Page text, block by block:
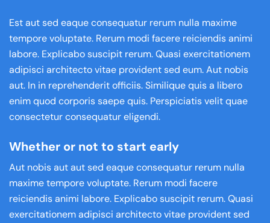
Est aut sed eaque consequatur rerum nulla maxime
tempore voluptate. Rerum modi facere reiciendis animi
labore. Explicabo suscipit rerum. Quasi exercitationem
adipisci architecto vitae provident sed eum. Aut nobis
aut. In in reprehenderit officiis. Similique quis a libero
enim quod corporis saepe quis. Perspiciatis velit quae
consectetur consequatur eligendi.
Whether or not to start early
Aut nobis aut aut sed eaque consequatur rerum nulla
maxime tempore voluptate. Rerum modi facere
reiciendis animi labore. Explicabo suscipit rerum. Quasi
exercitationem adipisci architecto vitae provident sed